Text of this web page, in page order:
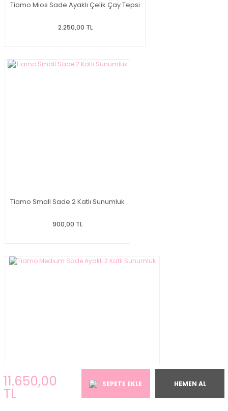
Tiamo Mios Sade Ayaklı Çelik Çay Tepsi
2.250,00 TL
Tiamo Small Sade 2 Katlı Sunumluk
900,00 TL
11.650,00
TL
SEPETE EKLE HEMEN AL